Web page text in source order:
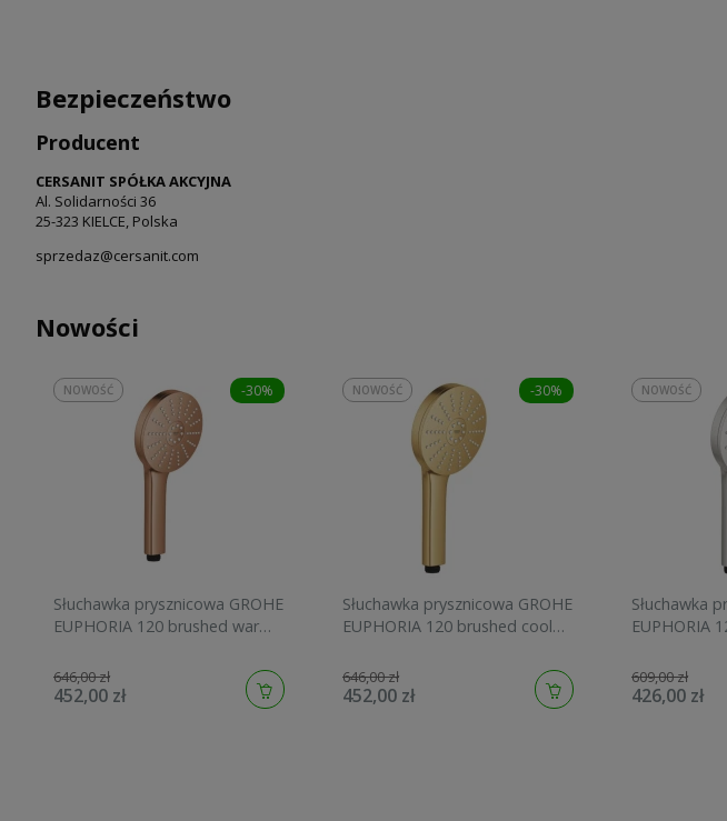
Bezpieczeństwo
Producent
CERSANIT SPÓŁKA AKCYJNA
Al. Solidarności 36
25-323 KIELCE, Polska
sprzedaz@cersanit.com
Nowości
-30%
Słuchawka prysznicowa GROHE
EUPHORIA 120 brushed warm
646,00 zł
452,00 zł
NOWOŚĆ -30%
Słuchawka prysznicowa GROHE
EUPHORIA 120 brushed cool
646,00 zł
452,00 zł
NOWOŚĆ
Słuchawka
EUPHORIA
609,00 zł
426,00 zł
NOWOŚĆ